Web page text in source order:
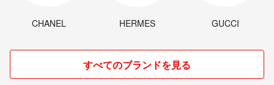
CHANEL HERMES GUCCI
すべてのブランドを見る